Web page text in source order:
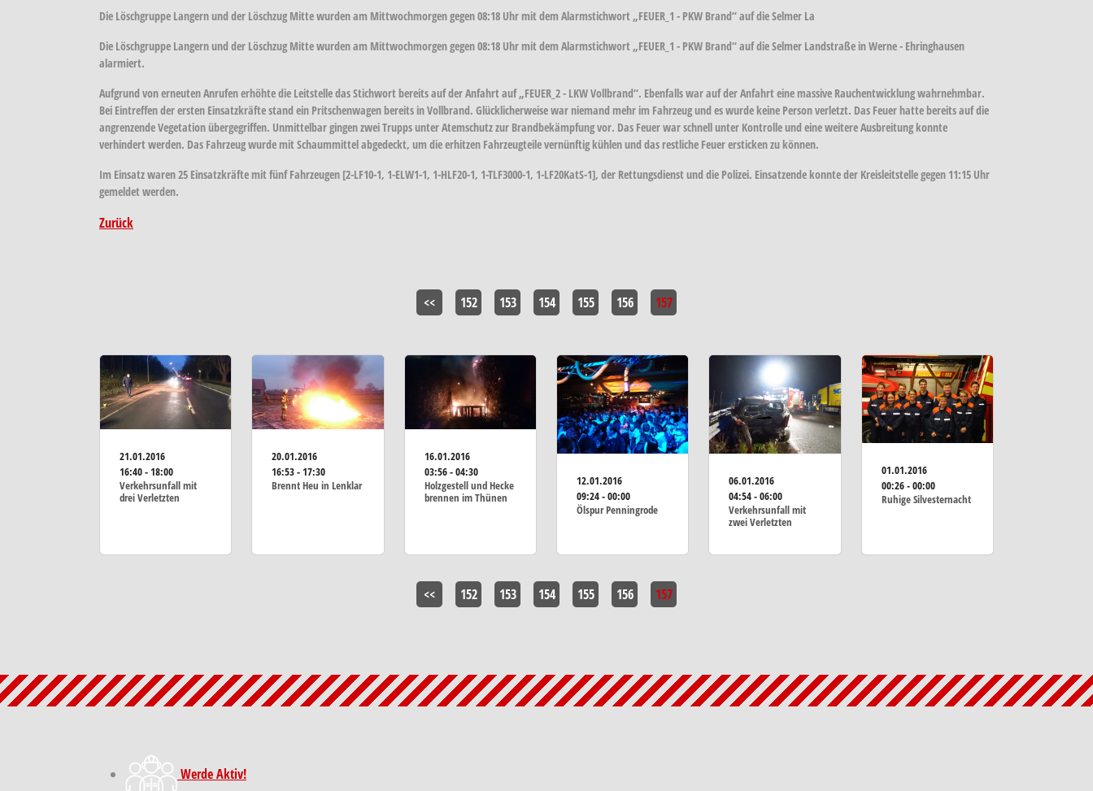
Die Löschgruppe Langern und der Löschzug Mitte wurden am Mittwochmorgen gegen 08:18 Uhr mit dem Alarmstichwort „FEUER_1 - PKW Brand“ auf die Selmer La
Die Löschgruppe Langern und der Löschzug Mitte wurden am Mittwochmorgen gegen 08:18 Uhr mit dem Alarmstichwort „FEUER_1 - PKW Brand“ auf die Selmer Landstraße in Werne - Ehringhausen
alarmiert.
Aufgrund von erneuten Anrufen erhöhte die Leitstelle das Stichwort bereits auf der Anfahrt auf „FEUER_2 - LKW Vollbrand“. Ebenfalls war auf der Anfahrt eine massive Rauchentwicklung wahrnehmbar.
Bei Eintreffen der ersten Einsatzkräfte stand ein Pritschenwagen bereits in Vollbrand. Glücklicherweise war niemand mehr im Fahrzeug und es wurde keine Person verletzt. Das Feuer hatte bereits auf die
angrenzende Vegetation übergegriffen. Unmittelbar gingen zwei Trupps unter Atemschutz zur Brandbekämpfung vor. Das Feuer war schnell unter Kontrolle und eine weitere Ausbreitung konnte
verhindert werden. Das Fahrzeug wurde mit Schaummittel abgedeckt, um die erhitzen Fahrzeugteile vernünftig kühlen und das restliche Feuer ersticken zu können.
Im Einsatz waren 25 Einsatzkräfte mit fünf Fahrzeugen [2-LF10-1, 1-ELW1-1, 1-HLF20-1, 1-TLF3000-1, 1-LF20KatS-1], der Rettungsdienst und die Polizei. Einsatzende konnte der Kreisleitstelle gegen 11:15 Uhr
gemeldet werden.
Zurück
<< 152 153 154 155 156 157
21.01.2016
16:40 - 18:00
Verkehrsunfall mit
drei Verletzten
20.01.2016
16:53 - 17:30
Brennt Heu in Lenklar
16.01.2016
03:56 - 04:30
Holzgestell und Hecke
brennen im Thünen
12.01.2016
09:24 - 00:00
Ölspur Penningrode
06.01.2016
04:54 - 06:00
Verkehrsunfall mit
zwei Verletzten
01.01.2016
00:26 - 00:00
Ruhige Silvesternacht
<< 152 153 154 155 156 157
Werde Aktiv!